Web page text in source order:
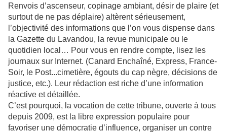
Renvois d’ascenseur, copinage ambiant, désir de plaire (et
surtout de ne pas déplaire) altèrent sérieusement,
l’objectivité des informations que l’on vous dispense dans
la Gazette du Lavandou, la revue municipale ou le
quotidien local… Pour vous en rendre compte, lisez les
journaux sur Internet. (Canard Enchaîné, Express, France-
Soir, le Post...cimetière, égouts du cap nègre, décisions de
justice, etc.). Leur rédaction est riche d’une information
réactive et détaillée.
C’est pourquoi, la vocation de cette tribune, ouverte à tous
depuis 2009, est la libre expression populaire pour
favoriser une démocratie d’influence, organiser un contre